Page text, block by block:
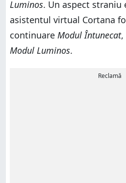
Luminos. Un aspect straniu
asistentul virtual Cortana
continuare Modul Întunecat,
Modul Luminos.
Reclamă